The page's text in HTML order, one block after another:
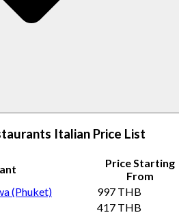
Italian Price List
Price Starting
From
(Phuket)
997 THB
417 THB